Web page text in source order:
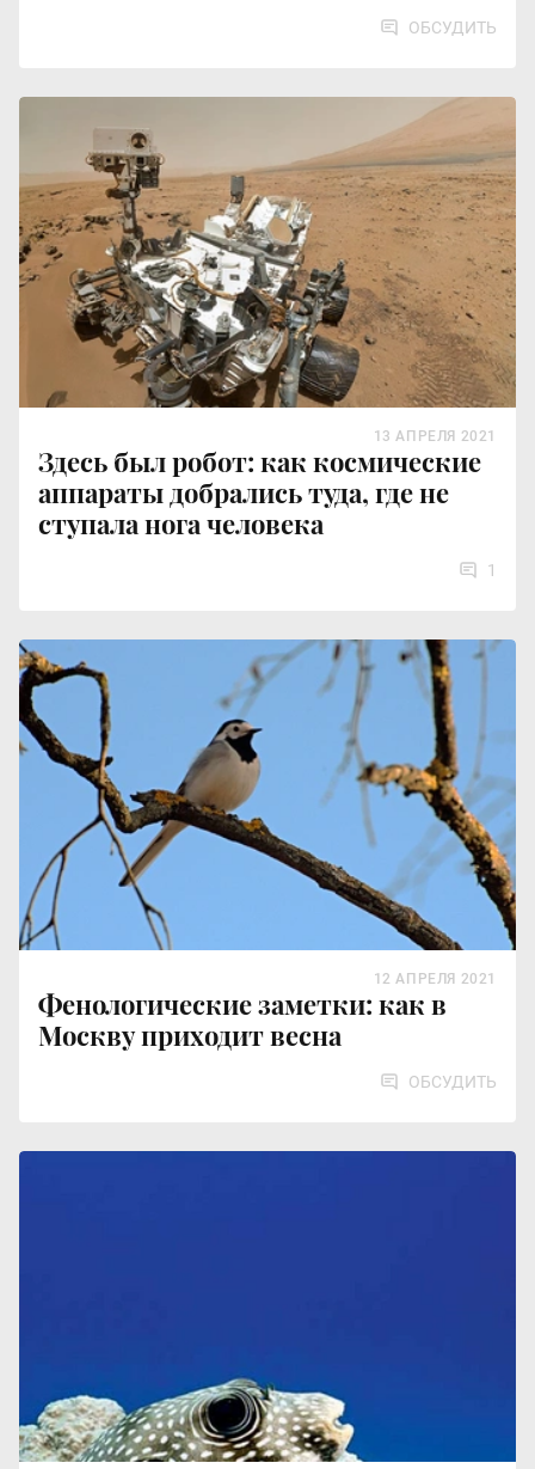
ОБСУДИТЬ
Здесь был робот: как космические
аппараты добрались туда, где не
ступала нога человека
13 АПРЕЛЯ 2021
1
Фенологические заметки: как в
Москву приходит весна
12 АПРЕЛЯ 2021
ОБСУДИТЬ